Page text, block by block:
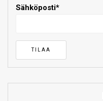
Sähköposti*